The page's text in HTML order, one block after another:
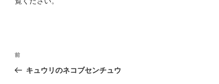
投
前
の
前
キュウリのネコブセンチュウ